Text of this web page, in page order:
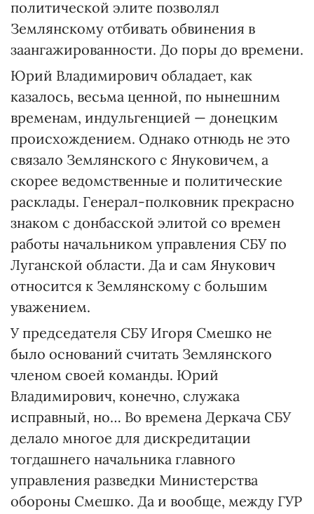
политической элите позволял
Землянскому отбивать обвинения в
заангажированности. До поры до времени.
Юрий Владимирович обладает, как
казалось, весьма ценной, по нынешним
временам, индульгенцией — донецким
происхождением. Однако отнюдь не это
связало Землянского с Януковичем, а
скорее ведомственные и политические
расклады. Генерал-полковник прекрасно
знаком с донбасской элитой со времен
работы начальником управления СБУ по
Луганской области. Да и сам Янукович
относится к Землянскому с большим
уважением.
У председателя СБУ Игоря Смешко не
было оснований считать Землянского
членом своей команды. Юрий
Владимирович, конечно, служака
исправный, но… Во времена Деркача СБУ
делало многое для дискредитации
тогдашнего начальника главного
управления разведки Министерства
обороны Смешко. Да и вообще, между ГУР